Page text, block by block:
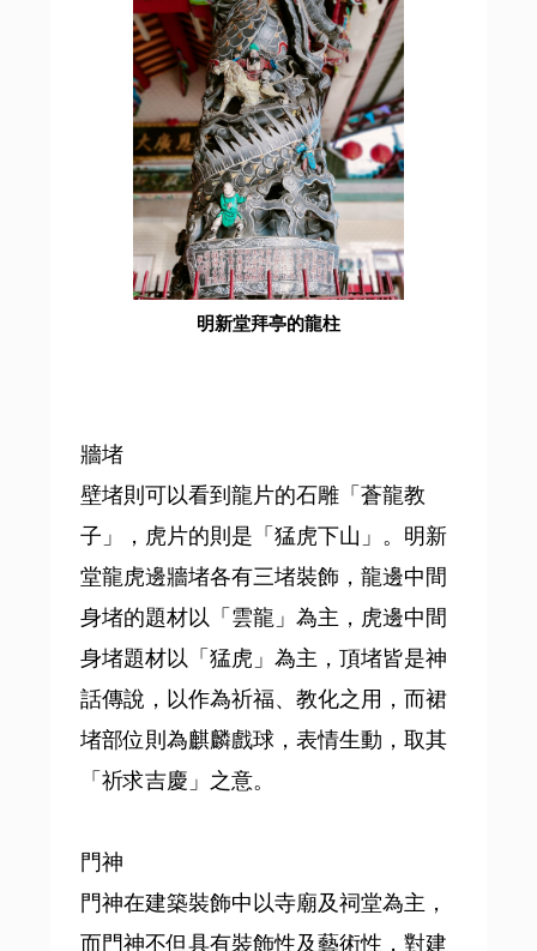
明新堂拜亭的龍柱
牆堵
壁堵則可以看到龍片的石雕「蒼龍教
子」，虎片的則是「猛虎下山」。明新
堂龍虎邊牆堵各有三堵裝飾，龍邊中間
身堵的題材以「雲龍」為主，虎邊中間
身堵題材以「猛虎」為主，頂堵皆是神
話傳說，以作為祈福、教化之用，而裙
堵部位則為麒麟戲球，表情生動，取其
「祈求吉慶」之意。
門神
門神在建築裝飾中以寺廟及祠堂為主，
而門神不但具有裝飾性及藝術性，對建